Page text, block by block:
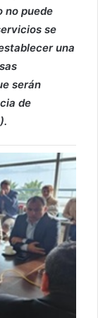
no puede
se
una
serán
de